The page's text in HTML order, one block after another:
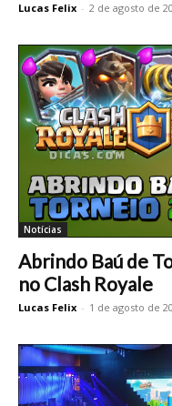
Lucas Felix - 2 de agosto de
Notícias
Abrindo Baú de
no Clash Royale
Lucas Felix - 1 de agosto de